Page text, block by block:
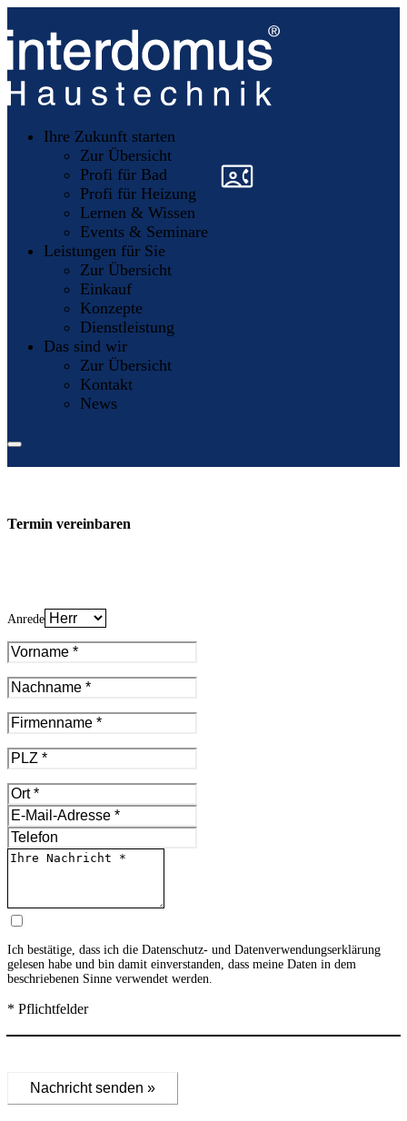
Ihre Zukunft starten
Zur Übersicht
Profi für Bad
Profi für Heizung
Lernen & Wissen
Events & Seminare
Leistungen für Sie
Zur Übersicht
Einkauf
Konzepte
Dienstleistung
Das sind wir
Zur Übersicht
Kontakt
News
»
Termin vereinbaren
Anrede
Ich bestätige, dass ich die Datenschutz- und Datenverwendungserklärung
gelesen habe und bin damit einverstanden, dass meine Daten in dem
beschriebenen Sinne verwendet werden.
* Pflichtfelder
Nachricht senden »